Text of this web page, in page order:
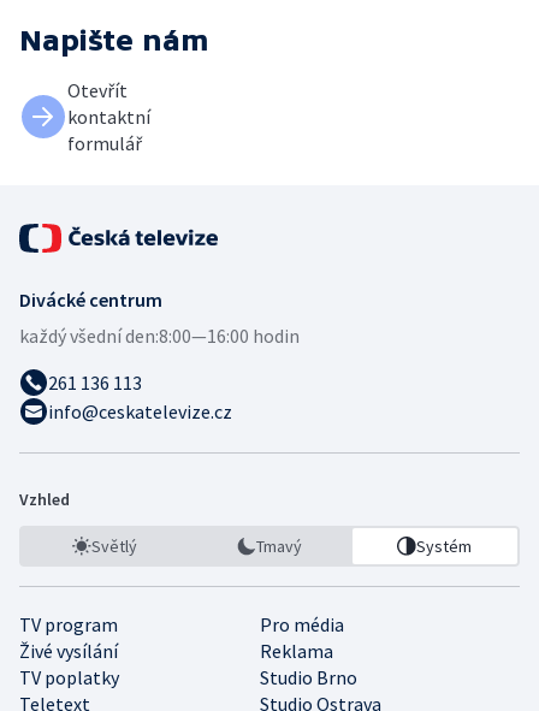
Napište nám
Otevřít
kontaktní
formulář
Divácké centrum
každý všední den:8:00—16:00 hodin
261 136 113
info@ceskatelevize.cz
Vzhled
Světlý Tmavý Systém
TV program
Pro média
Živé vysílání
Reklama
TV poplatky
Studio Brno
Teletext
Studio Ostrava